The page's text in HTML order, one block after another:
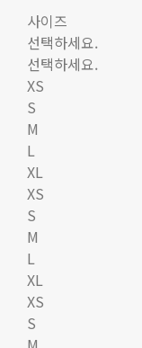
사이즈
선택하세요.
선택하세요.
XS
S
M
L
XL
XS
S
M
L
XL
XS
S